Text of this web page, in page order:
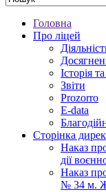
Головна
Про ліцей
Історія
Звіти
Prozorro
E-data
Сторінка
Наказ
дії
Наказ
№ 34 м.